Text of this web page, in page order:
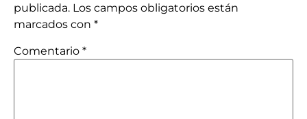
publicada. Los campos obligatorios están
marcados con *
Comentario *